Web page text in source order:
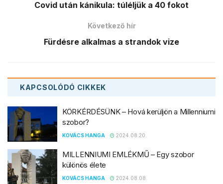
Covid után kánikula: túléljük a 40 fokot
Következő hír
Fürdésre alkalmas a strandok vize
KAPCSOLÓDÓ CIKKEK
KÖRKÉRDÉSÜNK – Hová kerüljön a Millenniumi
szobor?
KOVÁCS HANGA 2024.08.20.
MILLENNIUMI EMLÉKMŰ – Egy szobor
különös élete
KOVÁCS HANGA 2024.08.08.